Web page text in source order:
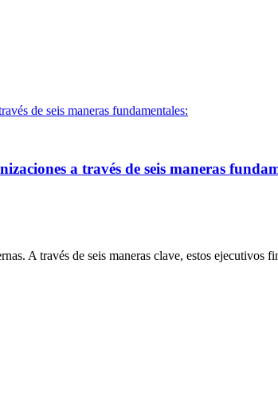
a través de seis maneras
A través de seis maneras clave, estos